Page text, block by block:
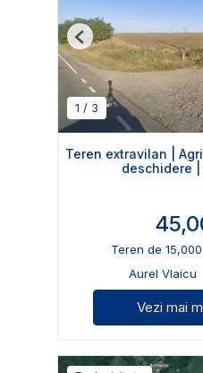
1 / 3
Previous
Teren extravilan |
deschidere
Teren de
Aurel Vlaicu
Vezi mai